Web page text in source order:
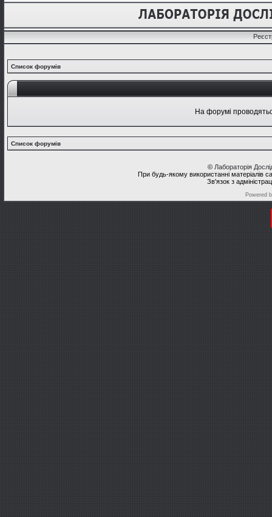
Список форумів
На форумі
Список форумів
© Лабораторія
При будь-якому використанні матеріалів
Зв'язок з
Powered